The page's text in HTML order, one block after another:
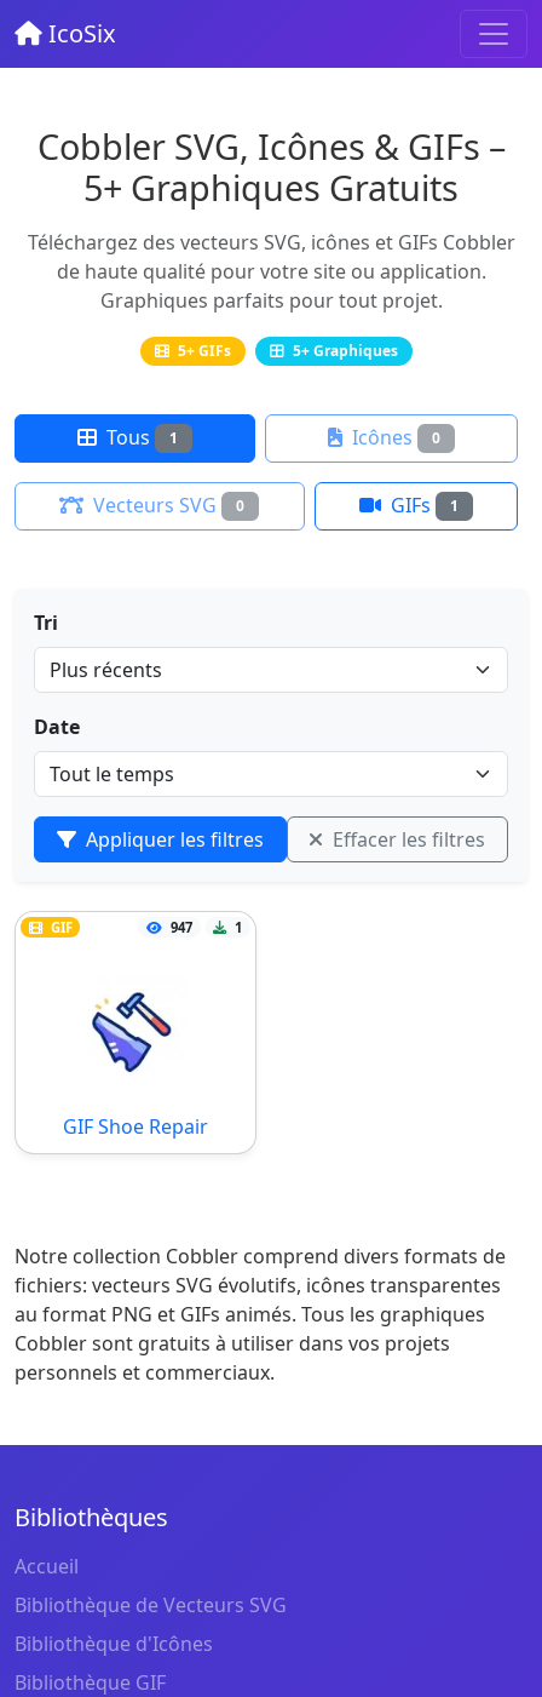
IcoSix
Cobbler SVG, Icônes & GIFs –
5+ Graphiques Gratuits
Téléchargez des vecteurs SVG, icônes et GIFs Cobbler
de haute qualité pour votre site ou application.
Graphiques parfaits pour tout projet.
5+ GIFs 5+ Graphiques
Tous 1 Icônes 0
Vecteurs SVG 0 GIFs 1
Tri
Date
Appliquer les filtres Effacer les filtres
GIF 947 1
GIF Shoe Repair
Notre collection Cobbler comprend divers formats de
fichiers: vecteurs SVG évolutifs, icônes transparentes
au format PNG et GIFs animés. Tous les graphiques
Cobbler sont gratuits à utiliser dans vos projets
personnels et commerciaux.
Bibliothèques
Accueil
Bibliothèque de Vecteurs SVG
Bibliothèque d'Icônes
Bibliothèque GIF